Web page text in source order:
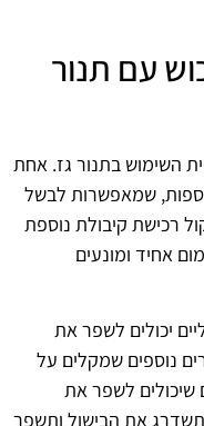
עם תנור
השימוש בתנור גז. אחת
שמאפשרות לבשל
רכישת קיבולת נוספת
אחיד ומונעים
יכולים לשפר את
נוספים שמקלים על
שיכולים לשפר את
את הבישול ותשפר